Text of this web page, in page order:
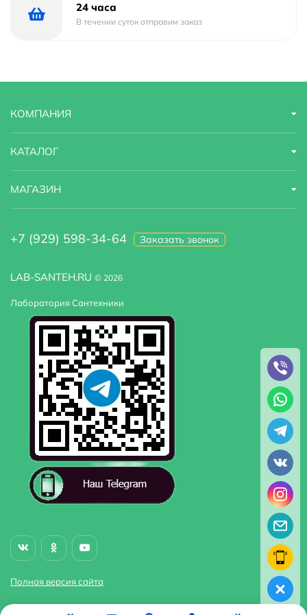
24 часа
В течении суток отправим заказ
LAB-SANTEH.RU © 2026
Лаборатория Сантехники
Полная версия сайта
КОМПАНИЯ
КАТАЛОГ
МАГАЗИН
+7 (929) 598-34-64 Заказать звонок